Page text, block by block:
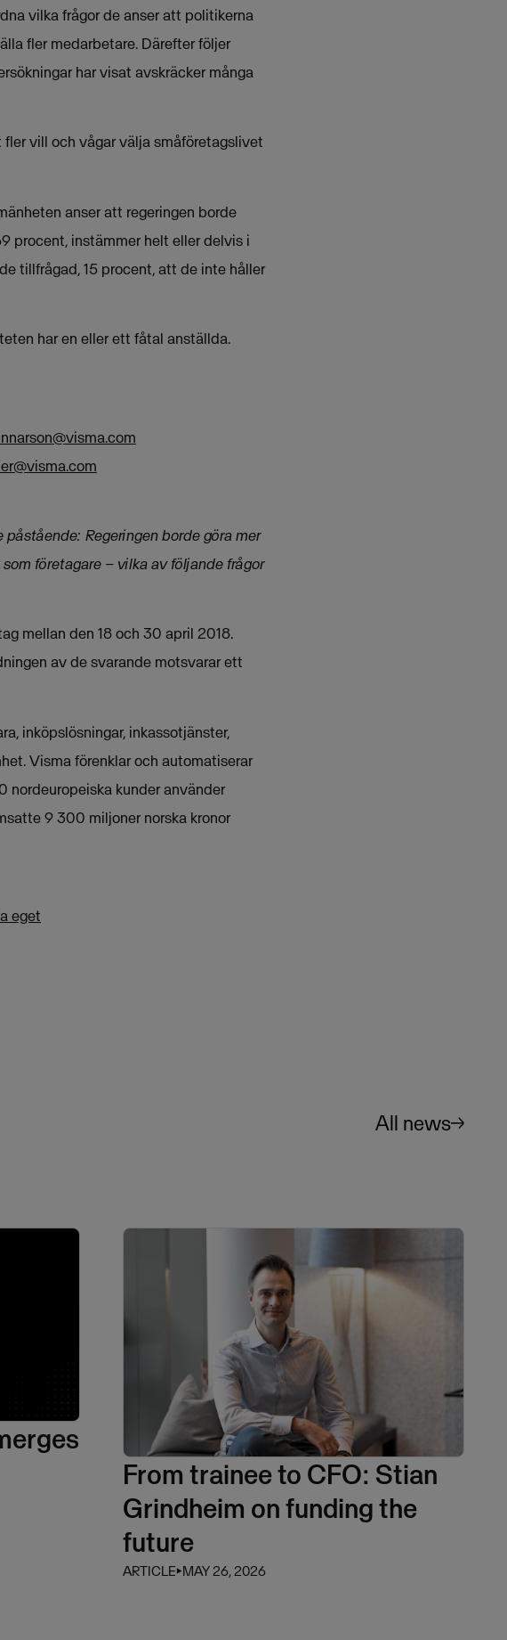
vilka frågor de anser att politikerna
fler medarbetare. Därefter följer
har visat avskräcker många
vill och vågar välja småföretagslivet
anser att regeringen borde
procent, instämmer helt eller delvis i
tillfrågad, 15 procent, att de inte håller
har en eller ett fåtal anställda.
Regeringen borde göra mer
företagare – vilka av följande frågor
mellan den 18 och 30 april 2018.
av de svarande motsvarar ett
inköpslösningar, inkassotjänster,
Visma förenklar och automatiserar
nordeuropeiska kunder använder
9 300 miljoner norska kronor
eget
All news
From trainee to CFO: Stian
Grindheim on funding the
future
ARTICLE⏵MAY 26, 2026